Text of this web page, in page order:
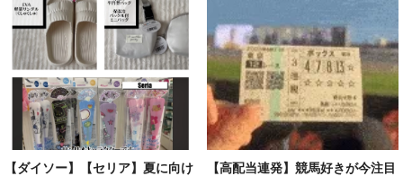
【ダイソー】【セリア】夏に向け
【高配当連発】競馬好きが今注目